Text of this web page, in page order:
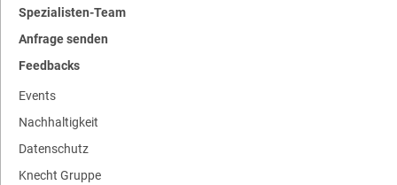
Spezialisten-Team
Anfrage senden
Feedbacks
Events
Nachhaltigkeit
Datenschutz
Knecht Gruppe